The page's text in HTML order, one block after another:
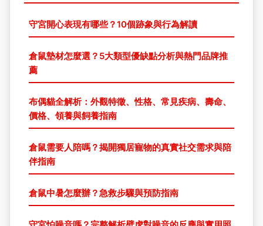
守宮開心表現有哪些？10個跡象與行為解讀
倉鼠墊材怎麼選？5大類型優缺點分析與熱門品牌推
薦
布偶貓全解析：外觀特徵、性格、常見疾病、壽命、
價格、領養與飼養指南
倉鼠需要人陪嗎？揭開獨居寵物的真實社交需求與陪
伴指南
倉鼠中暑怎麼辦？急救步驟與預防指南